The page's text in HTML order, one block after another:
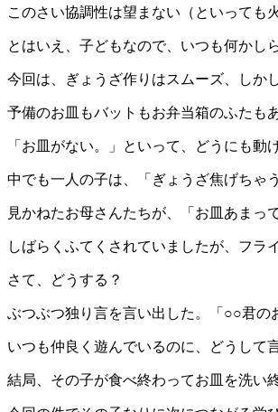
このさい協調性は望まない（といっても
とはいえ、子どもなので、いつも何かし
今回は、ぎょうざ作りはスムーズ、しか
予備のお皿もバットもお弁当箱のふたも
「お皿がない。」といって、どうにも動
中でも一人の子は、「ぎょうざ焦げちゃ
見かねたお母さんたちが、「お皿あまっ
しばらくふてくされていましたが、フラ
さて、どうする？
ぶつぶつ独り言を言い出した。「○○君の
いつも仲良く遊んでいるのに、どうして
結局、その子が食べ終わってお皿を洗い